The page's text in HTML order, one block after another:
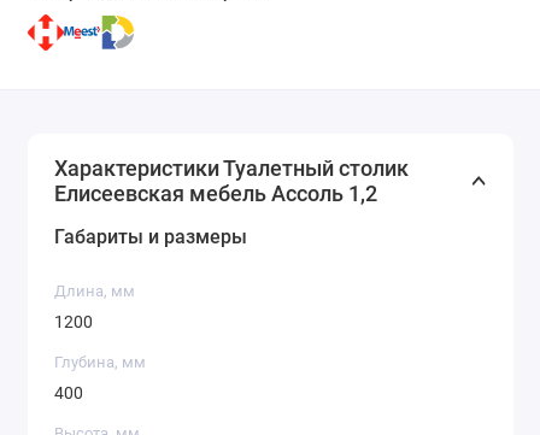
Характеристики Туалетный столик
Елисеевская мебель Ассоль 1,2
Габариты и размеры
Длина, мм
1200
Глубина, мм
400